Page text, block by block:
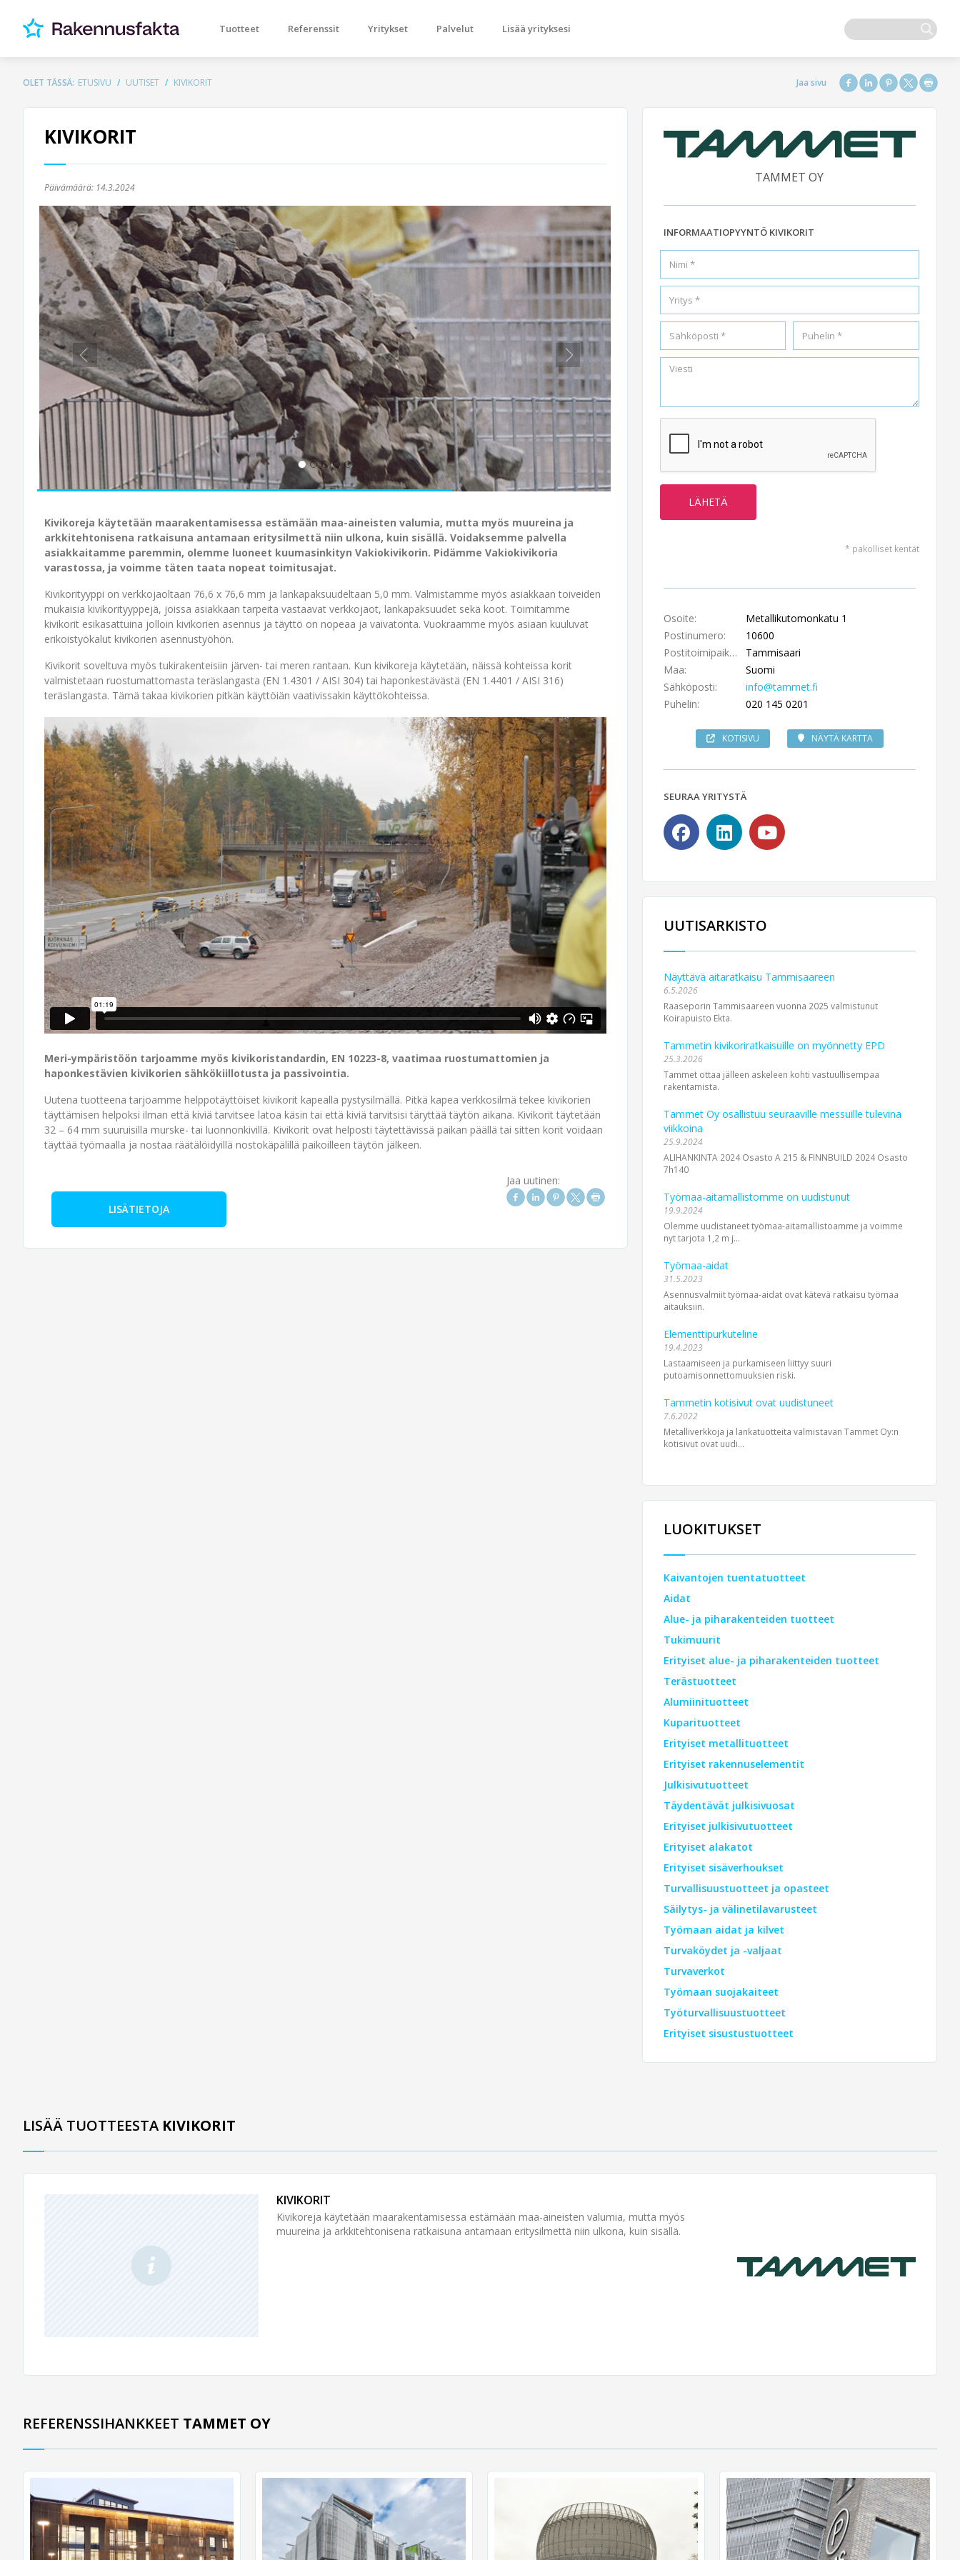
Tuotteet Referenssit Yritykset Palvelut Lisää yrityksesi
OLET TÄSSÄ: ETUSIVU UUTISET KIVIKORIT
KIVIKORIT
Päivämäärä: 14.3.2024
Previous Next
Kivikoreja käytetään maarakentamisessa estämään maa-aineisten valumia, mutta myös muureina ja
arkkitehtonisena ratkaisuna antamaan eritysilmettä niin ulkona, kuin sisällä. Voidaksemme palvella
asiakkaitamme paremmin, olemme luoneet kuumasinkityn Vakiokivikorin. Pidämme Vakiokivikoria
varastossa, ja voimme täten taata nopeat toimitusajat.​
Kivikorityyppi on verkkojaoltaan 76,6 x 76,6 mm ja lankapaksuudeltaan 5,0 mm. Valmistamme myös asiakkaan toiveiden
mukaisia kivikorityyppejä, joissa asiakkaan tarpeita vastaavat verkkojaot, lankapaksuudet sekä koot. Toimitamme
kivikorit esikasattuina jolloin kivikorien asennus ja täyttö on nopeaa ja vaivatonta. Vuokraamme myös asiaan kuuluvat
erikoistyökalut kivikorien asennustyöhön.​
Kivikorit soveltuva myös tukirakenteisiin järven- tai meren rantaan. Kun kivikoreja käytetään, näissä kohteissa korit
valmistetaan ruostumattomasta teräslangasta (EN 1.4301 / AISI 304) tai haponkestävästä (EN 1.4401 / AISI 316)
teräslangasta. Tämä takaa kivikorien pitkän käyttöiän vaativissakin käyttökohteissa.​
Meri-ympäristöön tarjoamme myös kivikoristandardin, EN 10223-8, vaatimaa ruostumattomien ja
haponkestävien kivikorien sähkökiillotusta ja passivointia.​
​Uutena tuotteena tarjoamme helppotäyttöiset kivikorit kapealla pystysilmällä. Pitkä kapea verkkosilmä tekee kivikorien
täyttämisen helpoksi ilman että kiviä tarvitsee latoa käsin tai että kiviä tarvitsisi täryttää täytön aikana. Kivikorit täytetään
32 – 64 mm suuruisilla murske- tai luonnonkivillä. Kivikorit ovat helposti täytettävissä paikan päällä tai sitten korit voidaan
täyttää työmaalla ja nostaa räätälöidyillä nostokäpälillä paikoilleen täytön jälkeen.
LISÄTIETOJA
Jaa uutinen:
TAMMET OY
INFORMAATIOPYYNTÖ KIVIKORIT
* pakolliset kentät
Osoite:
Metallikutomonkatu 1
Postinumero:
10600
Postitoimipaikka:
Tammisaari
Maa:
Suomi
Sähköposti:
info@tammet.fi
Puhelin:
020 145 0201
KOTISIVU NÄYTÄ KARTTA
SEURAA YRITYSTÄ
UUTISARKISTO
Näyttävä aitaratkaisu Tammisaareen
6.5.2026
Raaseporin Tammisaareen vuonna 2025 valmistunut
Koirapuisto Ekta.
Tammetin kivikoriratkaisuille on myönnetty EPD
25.3.2026
Tammet ottaa jälleen askeleen kohti vastuullisempaa
rakentamista.
Tammet Oy osallistuu seuraaville messuille tulevina
viikkoina
25.9.2024
ALIHANKINTA 2024 Osasto A 215 & FINNBUILD 2024 Osasto
7h140
Työmaa-aitamallistomme on uudistunut
19.9.2024
Olemme uudistaneet työmaa-aita­mallistoamme ja voimme
nyt tarjota 1,2 m j...
Työmaa-aidat
31.5.2023
Asennusvalmiit työmaa-aidat ovat kätevä ratkaisu työmaa
aitauksiin.
Elementtipurkuteline
19.4.2023
Lastaamiseen ja purkamiseen liittyy suuri
putoamisonnettomuuksien riski.
Tammetin kotisivut ovat uudistuneet
7.6.2022
Metalliverkkoja ja lankatuotteita valmistavan Tammet Oy:n
kotisivut ovat uudi...
LUOKITUKSET
Kaivantojen tuentatuotteet
Aidat
Alue- ja piharakenteiden tuotteet
Tukimuurit
Erityiset alue- ja piharakenteiden tuotteet
Terästuotteet
Alumiinituotteet
Kuparituotteet
Erityiset metallituotteet
Erityiset rakennuselementit
Julkisivutuotteet
Täydentävät julkisivuosat
Erityiset julkisivutuotteet
Erityiset alakatot
Erityiset sisäverhoukset
Turvallisuustuotteet ja opasteet
Säilytys- ja välinetilavarusteet
Työmaan aidat ja kilvet
Turvaköydet ja -valjaat
Turvaverkot
Työmaan suojakaiteet
Työturvallisuustuotteet
Erityiset sisustustuotteet
LISÄÄ TUOTTEESTA KIVIKORIT
KIVIKORIT
Kivikoreja käytetään maarakentamisessa estämään maa-aineisten valumia, mutta myös
muureina ja arkkitehtonisena ratkaisuna antamaan eritysilmettä niin ulkona, kuin sisällä.
REFERENSSIHANKKEET TAMMET OY